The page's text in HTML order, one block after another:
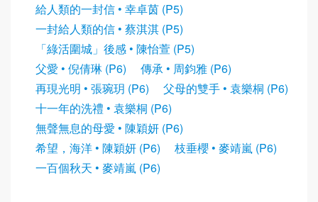
給人類的一封信 • 幸卓茵 (P5)
一封給人類的信 • 蔡淇淇 (P5)
「綠活圍城」後感 • 陳怡萱 (P5)
父愛 • 倪倩琳 (P6)
傳承 • 周鈞雅 (P6)
再現光明 • 張琬玥 (P6)
父母的雙手 • 袁樂桐 (P6)
十一年的洗禮 • 袁樂桐 (P6)
無聲無息的母愛 • 陳穎妍 (P6)
希望，海洋 • 陳穎妍 (P6)
枝垂櫻 • 麥靖嵐 (P6)
一百個秋天 • 麥靖嵐 (P6)